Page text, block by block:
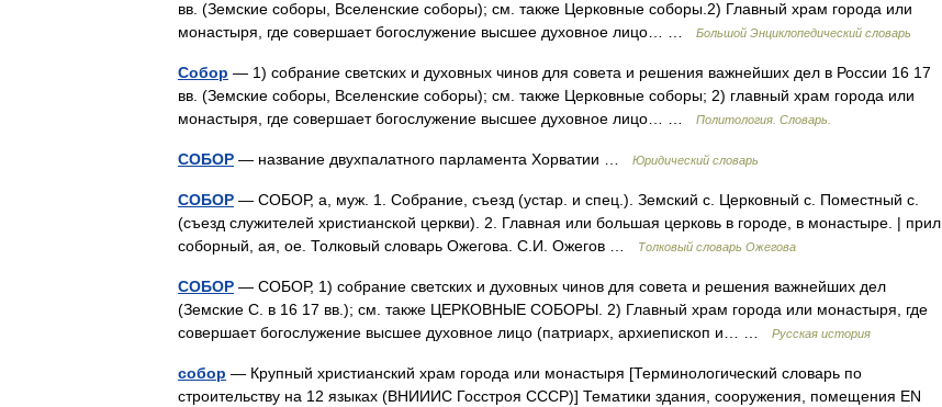
вв. (Земские соборы, Вселенские соборы); см. также Церковные соборы.2) Главный храм города или
монастыря, где совершает богослужение высшее духовное лицо… …
Большой Энциклопедический словарь
Собор — 1) собрание светских и духовных чинов для совета и решения важнейших дел в России 16 17
вв. (Земские соборы, Вселенские соборы); см. также Церковные соборы; 2) главный храм города или
монастыря, где совершает богослужение высшее духовное лицо… …
Политология. Словарь.
СОБОР — название двухпалатного парламента Хорватии … Юридический словарь
СОБОР — СОБОР, а, муж. 1. Собрание, съезд (устар. и спец.). Земский с. Церковный с. Поместный с.
(съезд служителей христианской церкви). 2. Главная или большая церковь в городе, в монастыре. | прил.
соборный, ая, ое. Толковый словарь Ожегова. С.И. Ожегов …
Толковый словарь Ожегова
СОБОР — СОБОР, 1) собрание светских и духовных чинов для совета и решения важнейших дел
(Земские С. в 16 17 вв.); см. также ЦЕРКОВНЫЕ СОБОРЫ. 2) Главный храм города или монастыря, где
совершает богослужение высшее духовное лицо (патриарх, архиепископ и… …
Русская история
собор — Крупный христианский храм города или монастыря [Терминологический словарь по
строительству на 12 языках (ВНИИИС Госстроя СССР)] Тематики здания, сооружения, помещения EN